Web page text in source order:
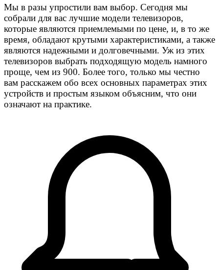
Мы в разы упростили вам выбор. Сегодня мы
собрали для вас лучшие модели телевизоров,
которые являются приемлемыми по цене, и, в то же
время, обладают крутыми характеристиками, а также
являются надежными и долговечными. Уж из этих
телевизоров выбрать подходящую модель намного
проще, чем из 900. Более того, только мы честно
вам расскажем обо всех основных параметрах этих
устройств и простым языком объясним, что они
означают на практике.